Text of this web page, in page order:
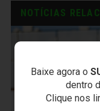
Baixe agora o
dentro
Clique nos
NOTÍCIAS